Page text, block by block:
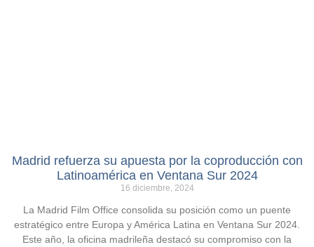
Madrid refuerza su apuesta por la coproducción con
Latinoamérica en Ventana Sur 2024
16 diciembre, 2024
La Madrid Film Office consolida su posición como un puente
estratégico entre Europa y América Latina en Ventana Sur 2024.
Este año, la oficina madrileña destacó su compromiso con la